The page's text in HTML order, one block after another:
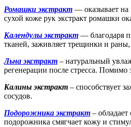
Ромашки экстракт — оказывает на
сухой коже рук экстракт ромашки
Календулы экстракт — благодаря
тканей, заживляет трещинки и
Льна экстракт – натуральный
регенерации после стресса. Помимо
Калины экстракт – способствует
сосудов.
Подорожника экстракт –
подорожника смягчает кожу и